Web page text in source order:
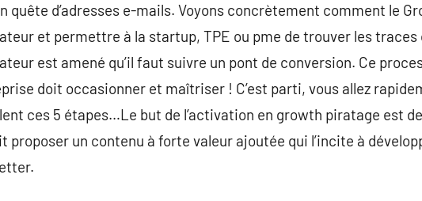
quête d’adresses e-mails. Voyons concrètement comment le
et permettre à la startup, TPE ou pme de trouver les
est amené qu’il faut suivre un pont de conversion. Ce
doit occasionner et maîtriser ! C’est parti, vous allez
ces 5 étapes…Le but de l’activation en growth piratage est
proposer un contenu à forte valeur ajoutée qui l’incite à